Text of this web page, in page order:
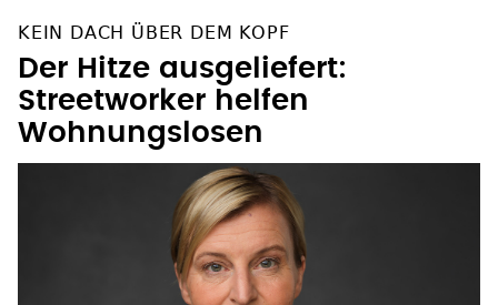
KEIN DACH ÜBER DEM KOPF
Der Hitze ausgeliefert:
Streetworker helfen
Wohnungslosen